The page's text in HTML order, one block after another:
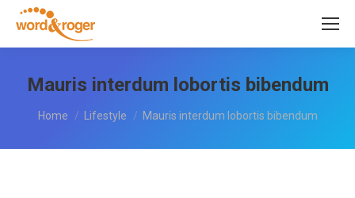
Mauris interdum lobortis bibendum
You are here:
Home Lifestyle Mauris interdum lobortis bibendum